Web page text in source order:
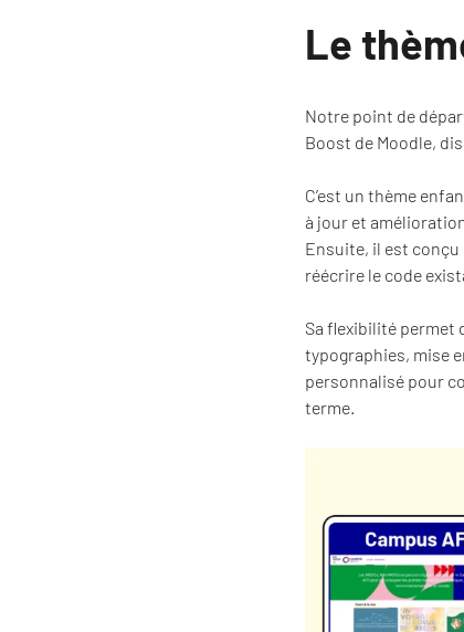
Le
Notre point de
Boost de Moodle,
C’est un thème
à jour et
Ensuite, il est
réécrire le code
Sa flexibilité permet
typographies, mise
personnalisé pour
terme.